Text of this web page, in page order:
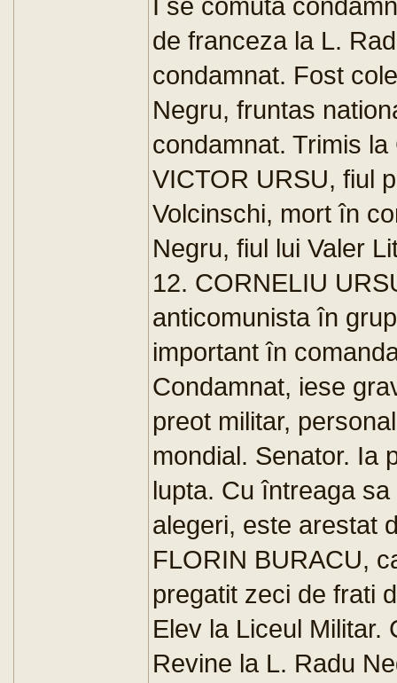
de franceza la L.
condamnat. Fost
Negru, fruntas
condamnat. Trimis
VICTOR URSU, fiul
Volcinschi, mort în
Negru, fiul lui Valer
12. CORNELIU
anticomunista în
important în
Condamnat, iese
preot militar,
mondial. Senator. Ia
lupta. Cu întreaga
alegeri, este arestat
FLORIN BURACU,
pregatit zeci de frati
Elev la Liceul
Revine la L. Radu